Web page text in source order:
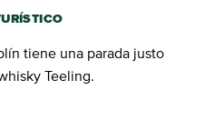
tiene una parada justo
Teeling.